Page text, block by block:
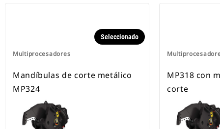
Multiprocesadores
Seleccionado
Mandíbulas de corte metálico
MP324
MP318 con
corte